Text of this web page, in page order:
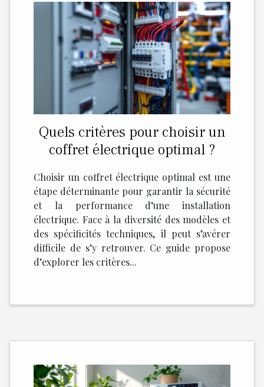
Quels critères pour choisir un
coffret électrique optimal ?
Choisir un coffret électrique optimal est une
étape déterminante pour garantir la sécurité
et la performance d’une installation
électrique. Face à la diversité des modèles et
des spécificités techniques, il peut s’avérer
difficile de s’y retrouver. Ce guide propose
d’explorer les critères...